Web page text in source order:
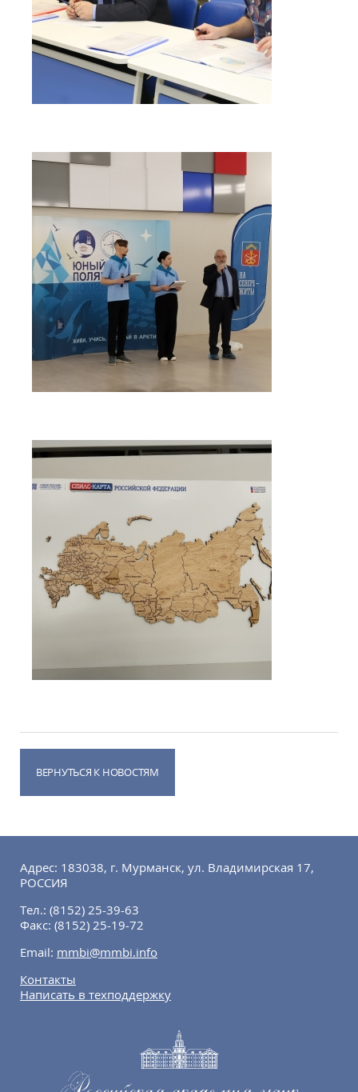
ВЕРНУТЬСЯ К НОВОСТЯМ
Адрес: 183038, г. Мурманск, ул. Владимирская 17,
РОССИЯ
Тел.: (8152) 25-39-63
Факс: (8152) 25-19-72
Email: mmbi@mmbi.info
Контакты
Написать в техподдержку